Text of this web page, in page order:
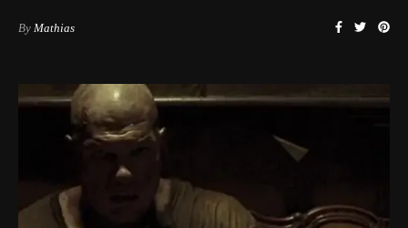
By Mathias